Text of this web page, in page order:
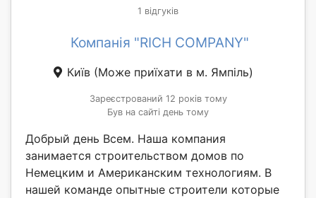
1 відгуків
Компанія "RICH COMPANY"
Київ (Може приїхати в м. Ямпіль)
Зареєстрований 12 років тому
Був на сайті день тому
Добрый день Всем. Наша компания
занимается строительством домов по
Немецким и Американским технологиям. В
нашей команде опытные строители которые